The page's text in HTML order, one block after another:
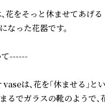
花をそっと休ませてあげる
なった花器です。
------
は、花を「休ませる」と
るでガラスの靴のようで